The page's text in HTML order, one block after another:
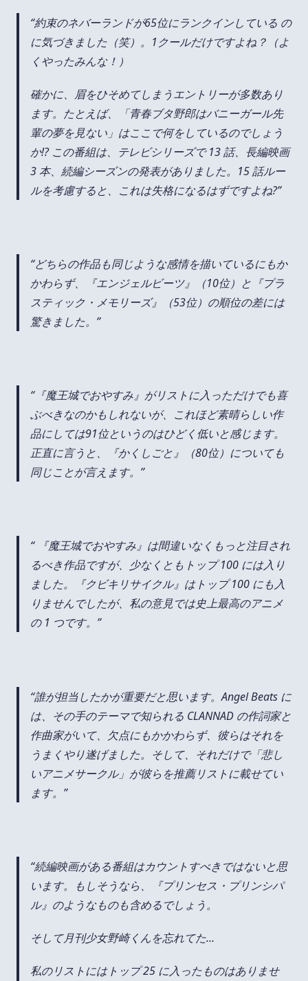
約束のネバーランドが65位にランクインしている の
に気づきました（笑）。1クールだけですよね？（よ
くやったみんな！）
確かに、眉をひそめてしまうエントリーが多数あり
ます。たとえば、「青春ブタ野郎はバニーガール先
輩の夢を見ない」はここで何をしているのでしょう
か!? この番組は、テレビシリーズで 13 話、長編映画
3 本、続編シーズンの発表がありました。15 話ルー
ルを考慮すると、これは失格になるはずですよね?
どちらの作品も同じような感情を描いているにもか
かわらず、『エンジェルビーツ』（10位）と『プラ
スティック・メモリーズ』（53位）の順位の差には
驚きました。
『魔王城でおやすみ』がリストに入っただけでも喜
ぶべきなのかもしれないが、これほど素晴らしい作
品にしては91位というのはひどく低いと感じます。
正直に言うと、『かくしごと』（80位）についても
同じことが言えます。
『魔王城でおやすみ』は間違いなくもっと注目され
るべき作品ですが、少なくともトップ 100 には入り
ました。『クビキリサイクル』はトップ 100 にも入
りませんでしたが、私の意見では史上最高のアニメ
の 1 つです。
誰が担当したかが重要だと思います。Angel Beats に
は、その手のテーマで知られる CLANNAD の作詞家と
作曲家がいて、欠点にもかかわらず、彼らはそれを
うまくやり遂げました。そして、それだけで「悲し
いアニメサークル」が彼らを推薦リストに載せてい
ます。
続編映画がある番組はカウントすべきではないと思
います。もしそうなら、『プリンセス・プリンシパ
ル』のようなものも含めるでしょう。
そして月刊少女野崎くんを忘れてた…
私のリストにはトップ 25 に入ったものはありませ